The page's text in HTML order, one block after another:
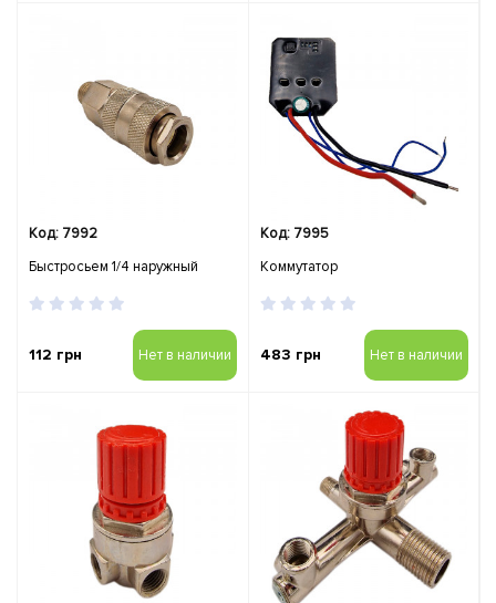
Код: 7992
Быстросьем 1/4 наружный
112 грн Нет в наличии
Код: 7995
Коммутатор
483 грн Нет в наличии